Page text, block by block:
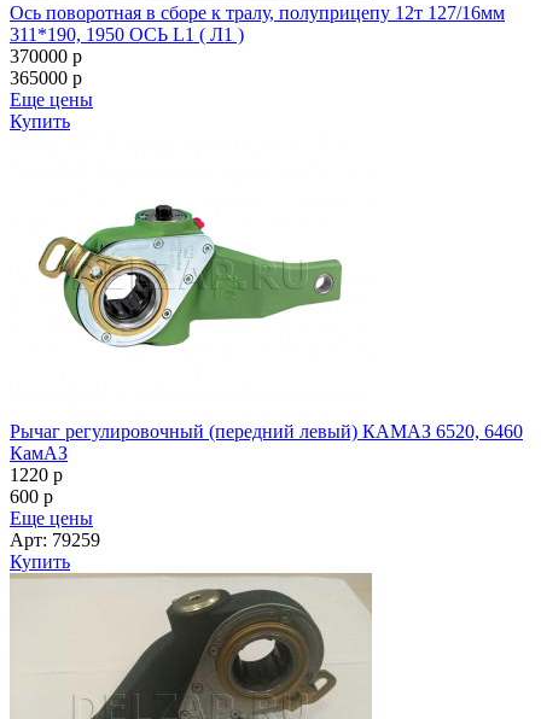
Ось поворотная в сборе к тралу, полуприцепу 12т 127/16мм
311*190, 1950 ОСЬ L1 ( Л1 )
370000 p
365000 p
Еще цены
Купить
Рычаг регулировочный (передний левый) КАМАЗ 6520, 6460
КамАЗ
1220 p
600 p
Еще цены
Арт: 79259
Купить